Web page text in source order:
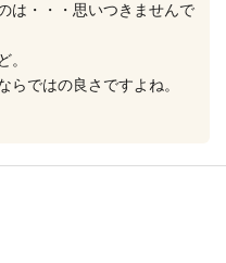
は・・・思いつきませんで
。
らではの良さですよね。